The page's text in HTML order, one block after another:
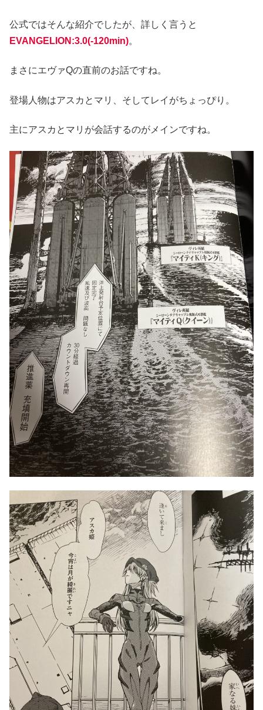
公式ではそんな紹介でしたが、詳しく言うと
EVANGELION:3.0(-120min)。
まさにエヴァQの直前のお話ですね。
登場人物はアスカとマリ、そしてレイがちょっぴり。
主にアスカとマリが会話するのがメインですね。